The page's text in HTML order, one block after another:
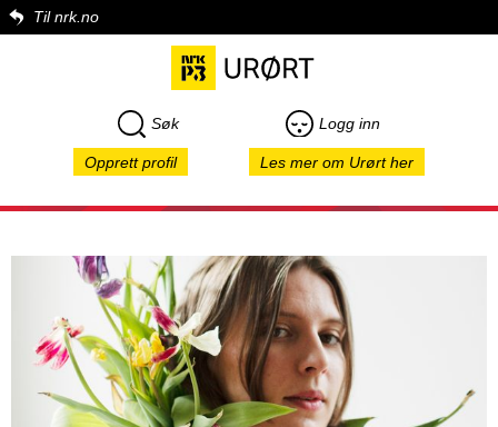
Til nrk.no
Søk Logg inn
Opprett profil Les mer om Urørt her